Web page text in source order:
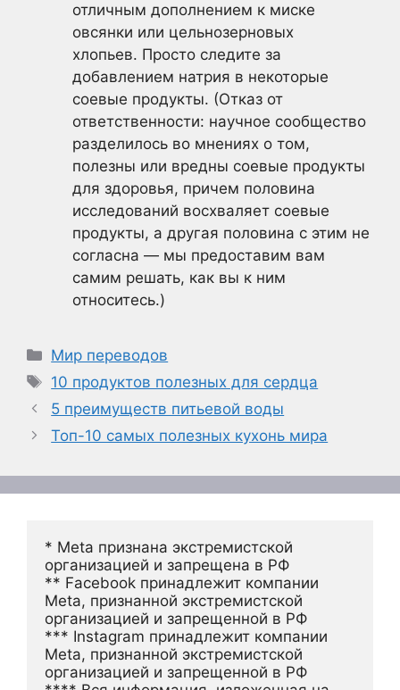
отличным дополнением к миске
овсянки или цельнозерновых
хлопьев. Просто следите за
добавлением натрия в некоторые
соевые продукты. (Отказ от
ответственности: научное сообщество
разделилось во мнениях о том,
полезны или вредны соевые продукты
для здоровья, причем половина
исследований восхваляет соевые
продукты, а другая половина с этим не
согласна — мы предоставим вам
самим решать, как вы к ним
относитесь.)
Рубрики
Мир переводов
Метки
10 продуктов полезных для сердца
5 преимуществ питьевой воды
Топ-10 самых полезных кухонь мира
* Meta признана экстремистской
организацией и запрещена в РФ
** Facebook принадлежит компании
Meta, признанной экстремистской
организацией и запрещенной в РФ
*** Instagram принадлежит компании
Meta, признанной экстремистской
организацией и запрещенной в РФ